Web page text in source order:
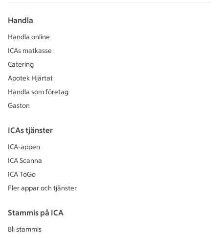
Handla
Handla online
ICAs matkasse
Catering
Apotek Hjärtat
Handla som företag
Gaston
ICAs tjänster
ICA-appen
ICA Scanna
ICA ToGo
Fler appar och tjänster
Stammis på ICA
Bli stammis